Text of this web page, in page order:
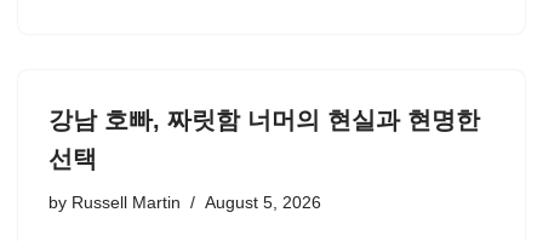
강남 호빠, 짜릿함 너머의 현실과 현명한
선택
by Russell Martin August 5, 2026